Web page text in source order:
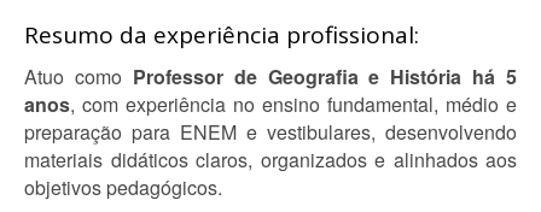
Resumo da experiência profissional:
Atuo como Professor de Geografia e História há 5
anos, com experiência no ensino fundamental, médio e
preparação para ENEM e vestibulares, desenvolvendo
materiais didáticos claros, organizados e alinhados aos
objetivos pedagógicos.